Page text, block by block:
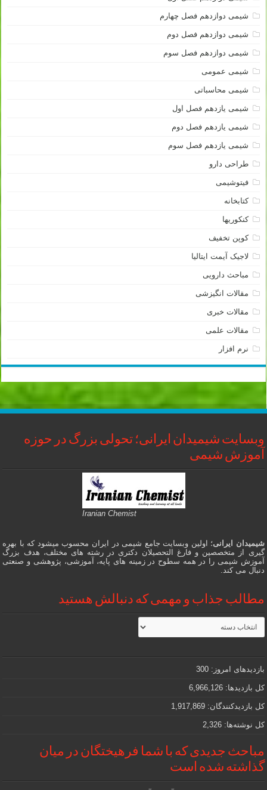
شیمی دوازدهم فصل چهارم
شیمی دوازدهم فصل دوم
شیمی دوازدهم فصل سوم
شیمی عمومی
شیمی محاسباتی
شیمی یازدهم فصل اول
شیمی یازدهم فصل دوم
شیمی یازدهم فصل سوم
طراحی دارو
فیتوشیمی
کتابخانه
کنکوریها
کوپن تخفیف
لاجیک آیمت ایتالیا
مباحث دارویی
مقالات انگیزشی
مقالات خبری
مقالات علمی
نرم افزار
وبسایت شیمیدان ایرانی؛ تحولی بزرگ در حوزه
آموزش شیمی
Iranian Chemist
شیمیدان ایرانی؛ اولین وبسایت جامع شیمی در ایران محسوب میشود که با بهره
گیری از متخصصین و فارغ التحصیلان دکتری در رشته های مختلف، هدف بزرگ
آموزش شیمی را در همه سطوح در زمینه های پایه، آموزشی، پژوهشی و صنعتی
دنبال می کند.
مطالب جذاب و مهمی که دنبالش هستید
مطالب
جذاب
و
که
دنبالش
هستید
بازدیدهای امروز: 300
کل بازدیدها: 6,966,126
کل بازدیدکنند‌گان: 1,917,869
کل نوشته‌ها: 2,326
مباحث جدیدی که با شما فرهیختگان در میان
گذاشته شده است